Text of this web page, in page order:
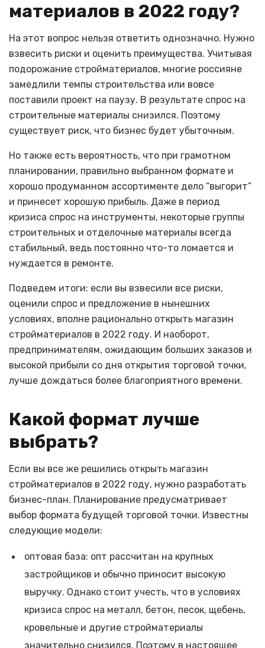
материалов в 2022 году?
На этот вопрос нельзя ответить однозначно. Нужно
взвесить риски и оценить преимущества. Учитывая
подорожание стройматериалов, многие россияне
замедлили темпы строительства или вовсе
поставили проект на паузу. В результате спрос на
строительные материалы снизился. Поэтому
существует риск, что бизнес будет убыточным.
Но также есть вероятность, что при грамотном
планировании, правильно выбранном формате и
хорошо продуманном ассортименте дело “выгорит”
и принесет хорошую прибыль. Даже в период
кризиса спрос на инструменты, некоторые группы
строительных и отделочные материалы всегда
стабильный, ведь постоянно что-то ломается и
нуждается в ремонте.
Подведем итоги: если вы взвесили все риски,
оценили спрос и предложение в нынешних
условиях, вполне рационально открыть магазин
стройматериалов в 2022 году. И наоборот,
предпринимателям, ожидающим больших заказов и
высокой прибыли со дня открытия торговой точки,
лучше дождаться более благоприятного времени.
Какой формат лучше
выбрать?
Если вы все же решились открыть магазин
стройматериалов в 2022 году, нужно разработать
бизнес-план. Планирование предусматривает
выбор формата будущей торговой точки. Известны
следующие модели:
оптовая база: опт рассчитан на крупных
застройщиков и обычно приносит высокую
выручку. Однако стоит учесть, что в условиях
кризиса спрос на металл, бетон, песок, щебень,
кровельные и другие стройматериалы
значительно снизился. Поэтому в настоящее